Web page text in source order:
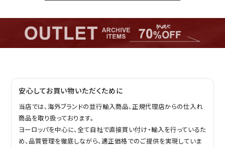
安心してお買い物いただくために
当店では、海外ブランドの並行輸入商品、正規代理店からの仕入れ
商品を取り扱っております。
ヨーロッパを中心に、全て自社で直接買い付け・輸入を行っているた
め、品質管理を徹底しながら、適正価格でのご提供を実現していま